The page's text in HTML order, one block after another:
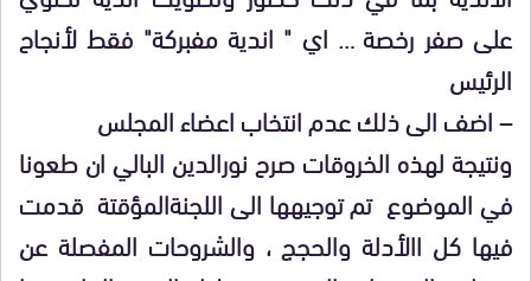
على صفر رخصة … اي " اندية مفبركة" فقط لأنجاح
الرئيس
– اضف الى ذلك عدم انتخاب اعضاء المجلس
ونتيجة لهذه الخروقات صرح نورالدين البالي ان طعونا
في الموضوع تم توجيهها الى اللجنةالمؤقتة قدمت
فيها كل االأدلة والحجج ، والشروحات المفصلة عن